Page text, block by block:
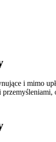
i mimo